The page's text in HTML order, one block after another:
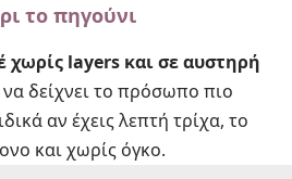
το πηγούνι
χωρίς layers και σε αυστηρή
δείχνει το πρόσωπο πιο
αν έχεις λεπτή τρίχα, το
και χωρίς όγκο.